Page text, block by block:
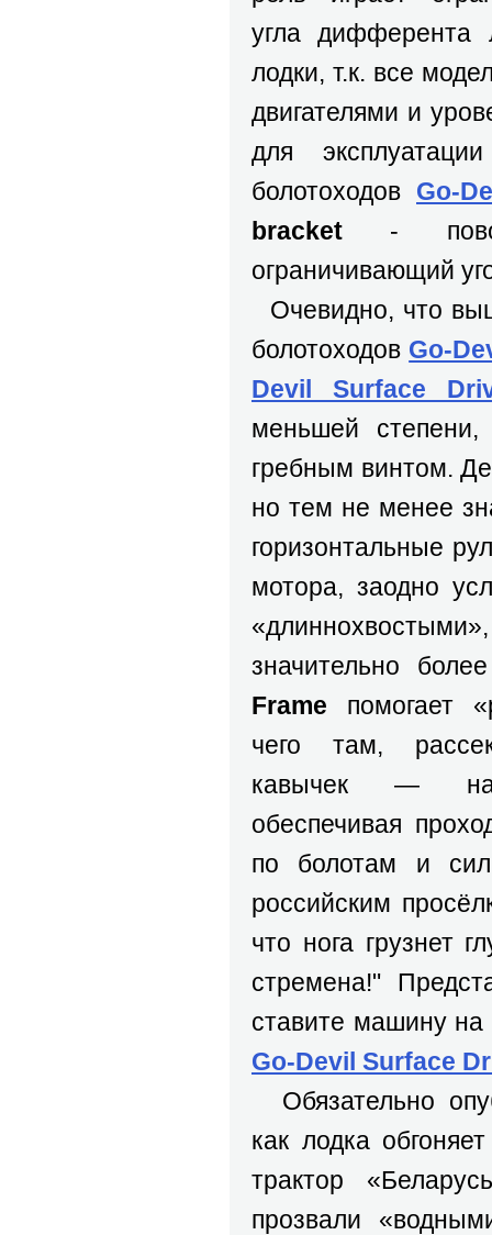
угла дифферента
лодки, т.к. все
двигателями и
для
болотоходов Go-
bracket -
ограничивающий
Очевидно, что
болотоходов Go-
Devil Surface
меньшей
гребным винтом.
но тем не менее
горизонтальные
мотора, заодно
значительно
Frame
помогает
чего там,
кавычек —
обеспечивая
по болотам и
российским
что нога грузнет
стремена!"
ставите машину на
Go-Devil Surface
Обязательно
как лодка
трактор
прозвали